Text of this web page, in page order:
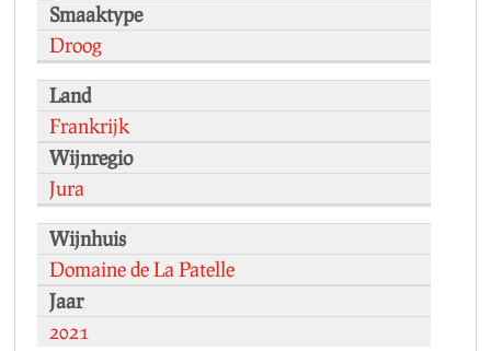
Smaaktype
Droog
Land
Frankrijk
Wijnregio
Jura
Wijnhuis
Domaine de La Patelle
Jaar
2021